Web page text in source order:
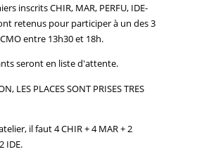
inscrits CHIR, MAR, PERFU, IDE-
retenus pour participer à un des 3
entre 13h30 et 18h.
seront en liste d'attente.
LES PLACES SONT PRISES TRES
il faut 4 CHIR + 4 MAR + 2
IDE.